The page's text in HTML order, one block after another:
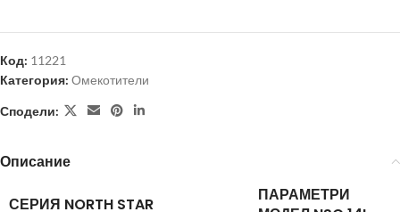
Код: 11221
Категория: Омекотители
Сподели:
Описание
СЕРИЯ NORTH STAR
ПАРАМЕТРИ